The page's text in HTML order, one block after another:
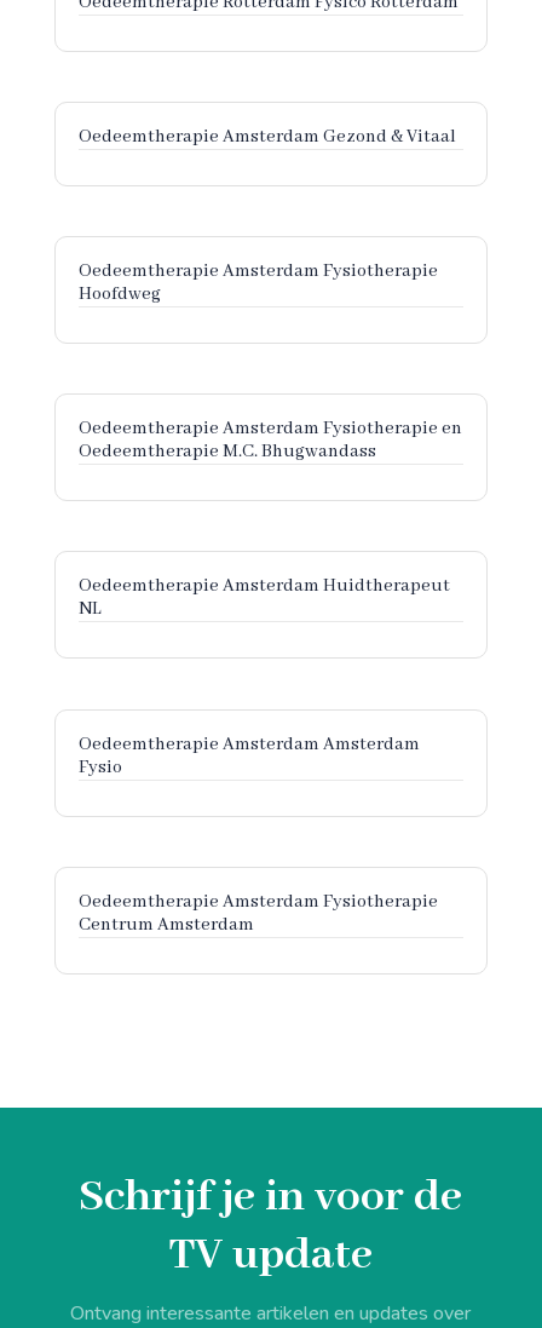
Oedeemtherapie Amsterdam Gezond & Vitaal
Oedeemtherapie Amsterdam Fysiotherapie
Hoofdweg
Oedeemtherapie Amsterdam Fysiotherapie en
Oedeemtherapie M.C. Bhugwandass
Oedeemtherapie Amsterdam Huidtherapeut
NL
Oedeemtherapie Amsterdam Amsterdam
Fysio
Oedeemtherapie Amsterdam Fysiotherapie
Centrum Amsterdam
Schrijf je in voor de
TV update
Ontvang interessante artikelen en updates over